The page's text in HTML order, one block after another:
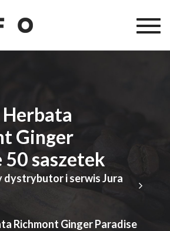
Ginger
50 saszetek
i serwis Jura
Richmont Ginger Paradise